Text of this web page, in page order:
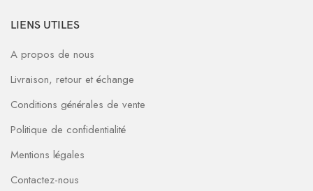
LIENS UTILES
A propos de nous
Livraison, retour et échange
Conditions générales de vente
Politique de confidentialité
Mentions légales
Contactez-nous